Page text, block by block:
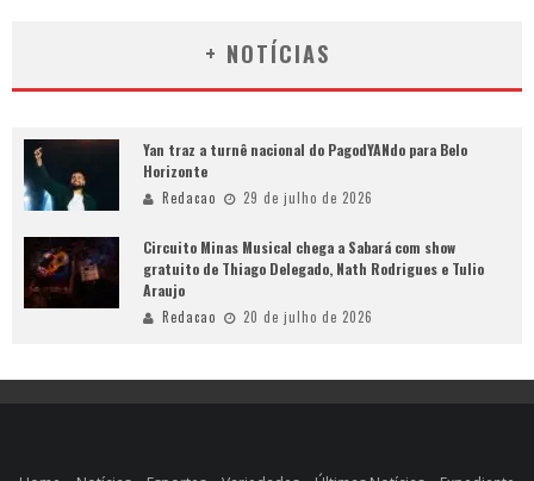
+ NOTÍCIAS
Yan traz a turnê nacional do PagodYANdo para Belo
Horizonte
Redacao 29 de julho de 2026
Circuito Minas Musical chega a Sabará com show
gratuito de Thiago Delegado, Nath Rodrigues e Tulio
Araujo
Redacao 20 de julho de 2026